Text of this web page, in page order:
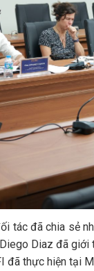
tác đã chia sẻ
Diaz đã giới
đã thực hiện tại